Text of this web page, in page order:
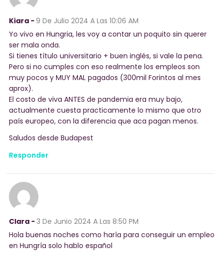
Kiara - 9 De Julio 2024 A Las 10:06 AM
Yo vivo en Hungria, les voy a contar un poquito sin querer
ser mala onda.
Si tienes título universitario + buen inglés, si vale la pena.
Pero si no cumples con eso realmente los empleos son
muy pocos y MUY MAL pagados (300mil Forintos al mes
aprox).
El costo de viva ANTES de pandemia era muy bajo,
actualmente cuesta practicamente lo mismo que otro
país europeo, con la diferencia que aca pagan menos.
Saludos desde Budapest
Responder
Clara - 3 De Junio 2024 A Las 8:50 PM
Hola buenas noches como haría para conseguir un empleo
en Hungría solo hablo español